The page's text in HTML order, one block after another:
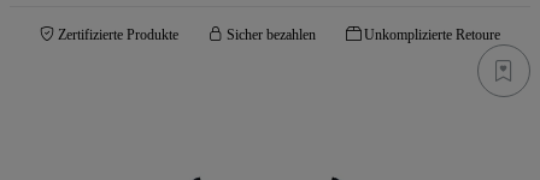
Zertifizierte Produkte Sicher bezahlen Unkomplizierte Retoure